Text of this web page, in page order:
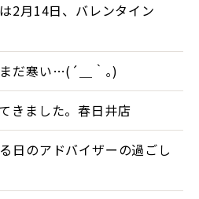
2月14日、バレンタイン
だ寒い…(´＿｀｡)
きました。春日井店
日のアドバイザーの過ごし